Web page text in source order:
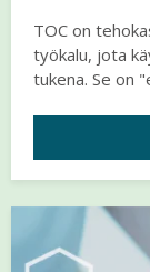
TOC on
työkalu, jota
tukena. Se on